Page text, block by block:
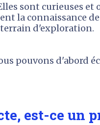
sont curieuses et
la connaissance
terrain d'exploration.
pouvons d'abord
est-ce un